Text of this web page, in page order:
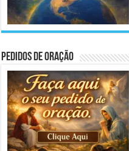
Pedidos de Oração